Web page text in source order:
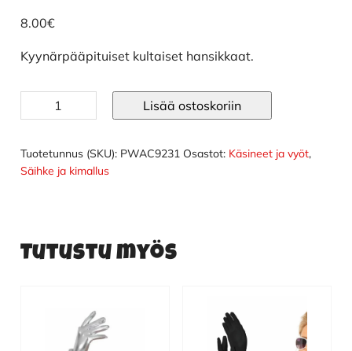
8.00€
Kyynärpääpituiset kultaiset hansikkaat.
Käsineet
pitkät
määrä
Lisää ostoskoriin
Tuotetunnus (SKU): PWAC9231 Osastot: Käsineet ja vyöt,
Säihke ja kimallus
Tutustu myös